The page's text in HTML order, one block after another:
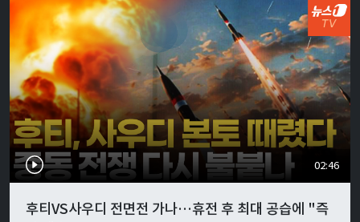
02:46
후티VS사우디 전면전 가나…휴전 후 최대 공습에 "즉